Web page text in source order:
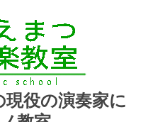
役の演奏家に